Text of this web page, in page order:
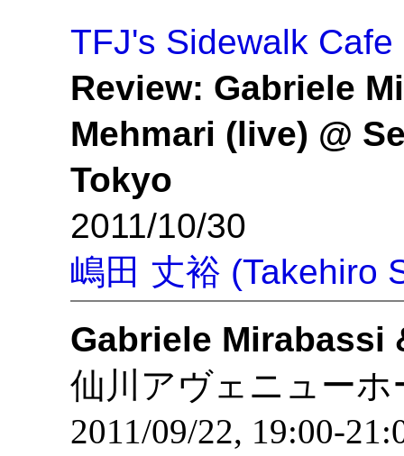
TFJ's Sidewalk Cafe
Review: Gabriele
Mehmari (live) @
Tokyo
2011/10/30
嶋田 丈裕 (Takehiro
Gabriele Mirabassi
仙川アヴェニューホ
2011/09/22, 19:00-